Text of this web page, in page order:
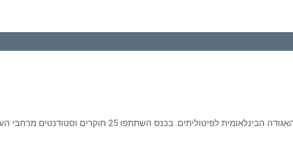
בכנס השתתפו 25 חוקרים וסטודנטים מרחבי העולם